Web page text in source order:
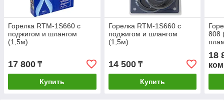
Горелка RTM-1S660 с
поджигом и шлангом
(1,5м)
17 800 ₸
Купить
Горелка RTM-1S660 с
поджигом и шлангом
(1,5м)
14 500₸
Купить
808
18